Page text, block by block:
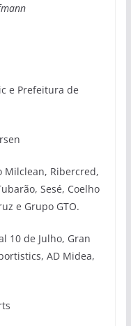
e Prefeitura de
Milclean, Ribercred,
Sesé, Coelho
e Grupo GTO.
10 de Julho, Gran
AD Midea,